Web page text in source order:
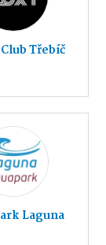
Třebíč
Laguna